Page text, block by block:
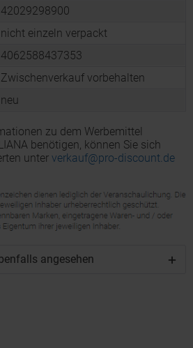
42029298900
nicht einzeln verpackt
4062588437353
Zwischenverkauf vorbehalten
neu
zu dem Werbemittel
benötigen, können Sie sich
unter verkauf@pro-discount.de
angesehen